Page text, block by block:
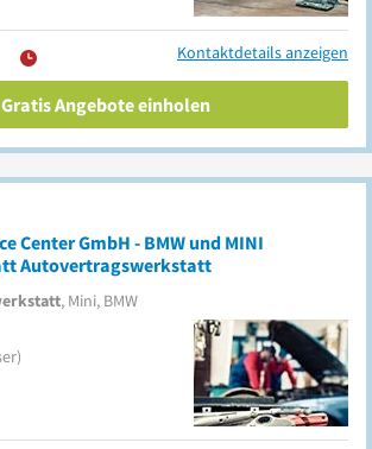
Kontaktdetails anzeigen
Gratis Angebote einholen
Center GmbH - BMW und MINI
Autovertragswerkstatt
, Mini, BMW